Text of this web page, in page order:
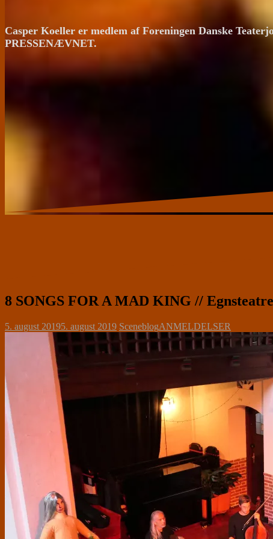
Casper Koeller er medlem af Foreningen Danske
PRESSENÆVNET.
8 SONGS FOR A MAD KING //
5. august 20195. august 2019 SceneblogANMELDELSER